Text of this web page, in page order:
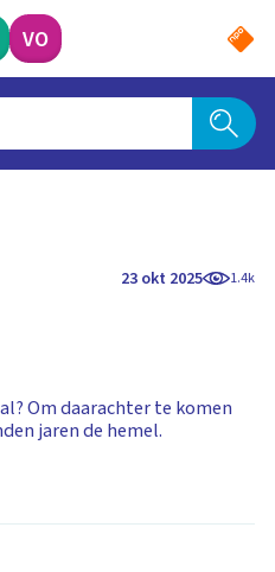
VO
23 okt 2025 1.4k
Om daarachter te komen
jaren de hemel.